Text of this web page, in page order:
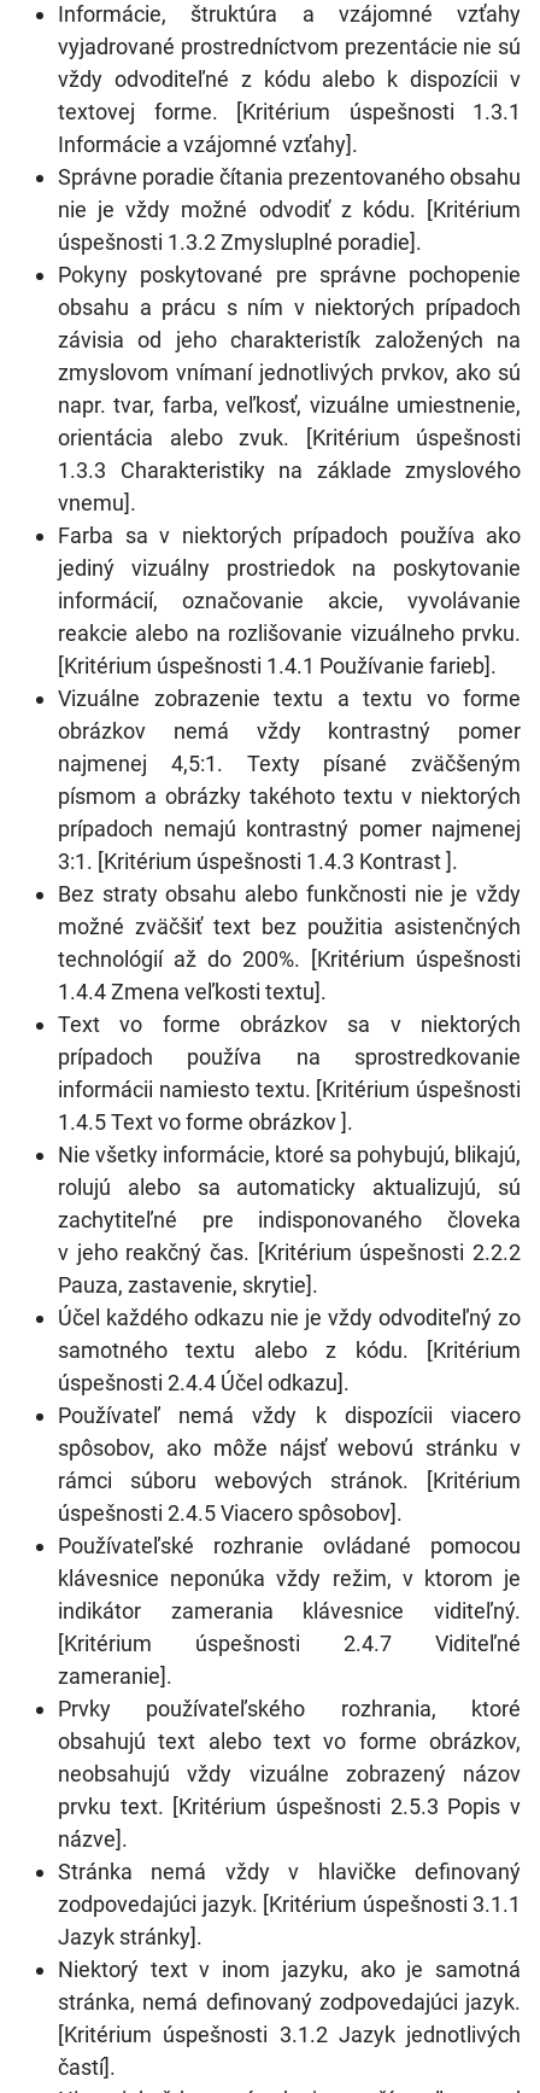
Informácie, štruktúra a vzájomné vzťahy
vyjadrované prostredníctvom prezentácie nie sú
vždy odvoditeľné z kódu alebo k dispozícii v
textovej forme. [Kritérium úspešnosti 1.3.1
Informácie a vzájomné vzťahy].
Správne poradie čítania prezentovaného obsahu
nie je vždy možné odvodiť z kódu. [Kritérium
úspešnosti 1.3.2 Zmysluplné poradie].
Pokyny poskytované pre správne pochopenie
obsahu a prácu s ním v niektorých prípadoch
závisia od jeho charakteristík založených na
zmyslovom vnímaní jednotlivých prvkov, ako sú
napr. tvar, farba, veľkosť, vizuálne umiestnenie,
orientácia alebo zvuk. [Kritérium úspešnosti
1.3.3 Charakteristiky na základe zmyslového
vnemu].
Farba sa v niektorých prípadoch používa ako
jediný vizuálny prostriedok na poskytovanie
informácií, označovanie akcie, vyvolávanie
reakcie alebo na rozlišovanie vizuálneho prvku.
[Kritérium úspešnosti 1.4.1 Používanie farieb].
Vizuálne zobrazenie textu a textu vo forme
obrázkov nemá vždy kontrastný pomer
najmenej 4,5:1. Texty písané zväčšeným
písmom a obrázky takéhoto textu v niektorých
prípadoch nemajú kontrastný pomer najmenej
3:1. [Kritérium úspešnosti 1.4.3 Kontrast ].
Bez straty obsahu alebo funkčnosti nie je vždy
možné zväčšiť text bez použitia asistenčných
technológií až do 200%. [Kritérium úspešnosti
1.4.4 Zmena veľkosti textu].
Text vo forme obrázkov sa v niektorých
prípadoch používa na sprostredkovanie
informácii namiesto textu. [Kritérium úspešnosti
1.4.5 Text vo forme obrázkov ].
Nie všetky informácie, ktoré sa pohybujú, blikajú,
rolujú alebo sa automaticky aktualizujú, sú
zachytiteľné pre indisponovaného človeka
v jeho reakčný čas. [Kritérium úspešnosti 2.2.2
Pauza, zastavenie, skrytie].
Účel každého odkazu nie je vždy odvoditeľný zo
samotného textu alebo z kódu. [Kritérium
úspešnosti 2.4.4 Účel odkazu].
Používateľ nemá vždy k dispozícii viacero
spôsobov, ako môže nájsť webovú stránku v
rámci súboru webových stránok. [Kritérium
úspešnosti 2.4.5 Viacero spôsobov].
Používateľské rozhranie ovládané pomocou
klávesnice neponúka vždy režim, v ktorom je
indikátor zamerania klávesnice viditeľný.
[Kritérium úspešnosti 2.4.7 Viditeľné
zameranie].
Prvky používateľského rozhrania, ktoré
obsahujú text alebo text vo forme obrázkov,
neobsahujú vždy vizuálne zobrazený názov
prvku text. [Kritérium úspešnosti 2.5.3 Popis v
názve].
Stránka nemá vždy v hlavičke definovaný
zodpovedajúci jazyk. [Kritérium úspešnosti 3.1.1
Jazyk stránky].
Niektorý text v inom jazyku, ako je samotná
stránka, nemá definovaný zodpovedajúci jazyk.
[Kritérium úspešnosti 3.1.2 Jazyk jednotlivých
častí].